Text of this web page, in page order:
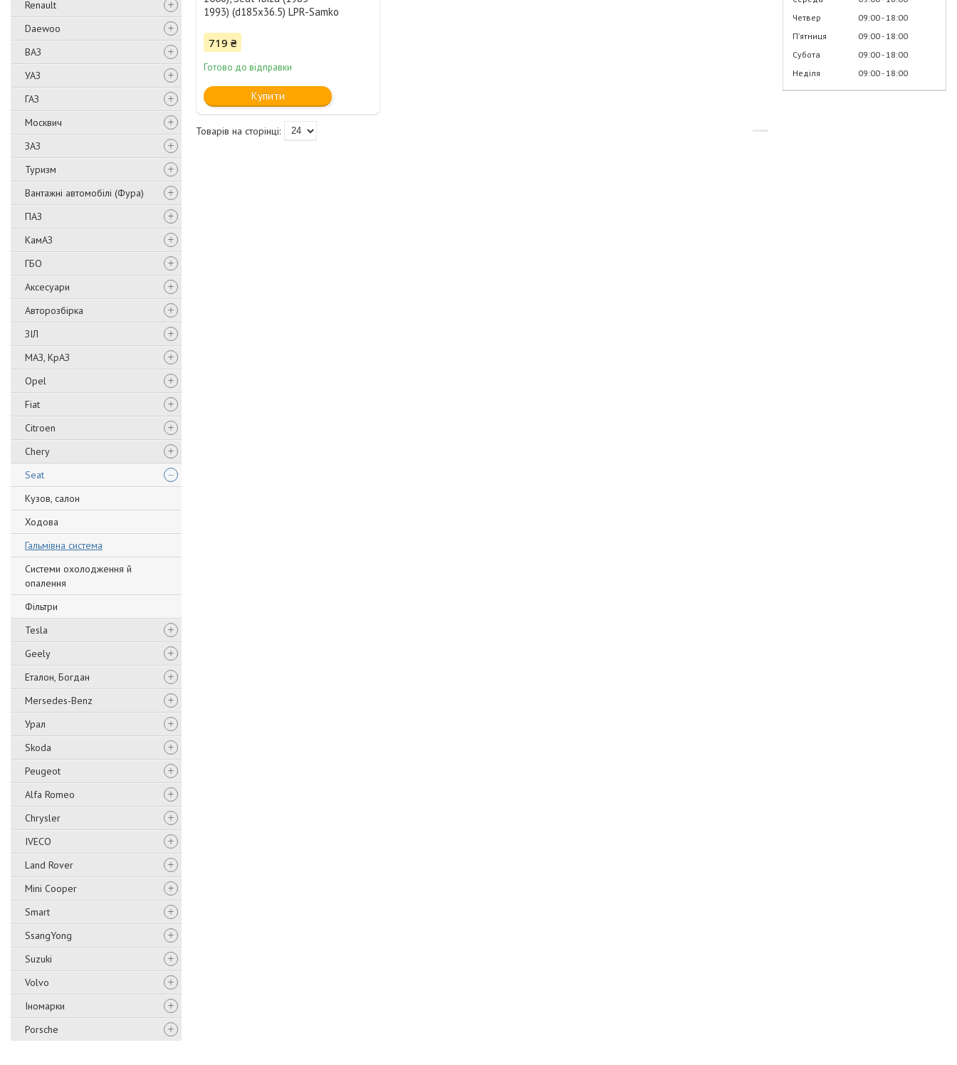
Renault
Daewoo
ВАЗ
УАЗ
ГАЗ
Москвич
ЗАЗ
Туризм
Вантажні автомобілі (Фура)
ПАЗ
КамАЗ
ГБО
Аксесуари
Авторозбірка
ЗІЛ
МАЗ, КрАЗ
Opel
Fiat
Citroen
Chery
Seat
Кузов, салон
Ходова
Гальмівна система
Системи охолодження й
опалення
Фільтри
Tesla
Geely
Еталон, Богдан
Mersedes-Benz
Урал
Skoda
Peugeot
Alfa Romeo
Chrysler
IVECO
Land Rover
Mini Cooper
Smart
SsangYong
Suzuki
Volvo
Іномарки
Porsche
1993) (d185x36.5) LPR-Samko
719 ₴
Готово до відправки
Купити
Четвер
09:00 18:00
Пʼятниця
09:00 18:00
Субота
09:00 18:00
Неділя
09:00 18:00